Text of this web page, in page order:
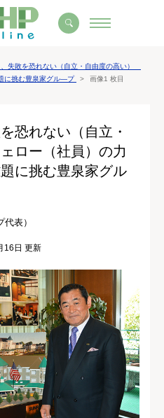
失敗を恐れない（自立・自由度の高い）
に挑む豊泉家グル―プ
画像1 枚目
恐れない（自立・
ロー（社員）の力
に挑む豊泉家グル
表）
16日 更新